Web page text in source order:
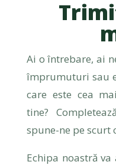
Ai o întrebare, ai
împrumuturi sau
care este cea
tine?
spune-ne pe scurt
Echipa noastră